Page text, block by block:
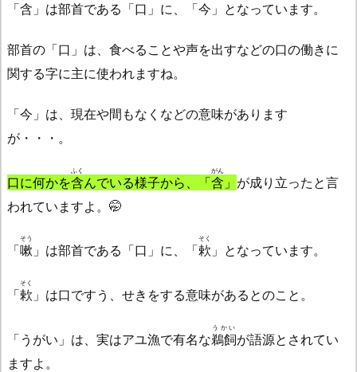
「含 」は部首である「口」に、「今」となっています。
部首の「口」は、食べることや声を出すなどの口の働きに
関する字に主に使われますね。
「今」は、現在や間もなくなどの意味があります
が・・・。
口に何かを含
ふく
んでいる様子から、「含
がん
」 が成り立ったと言
われていますよ。🤭
「嗽
そう
」は部首である「口」に、「欶
そく
」となっています。
「欶
そく
」は口ですう、せきをする意味があるとのこと。
「うがい」は、実はアユ漁で有名な鵜飼
うかい
が語源とされてい
ますよ。